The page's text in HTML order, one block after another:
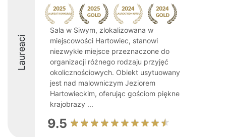
Laureaci
Sala w Siwym, zlokalizowana w
miejscowości Hartowiec, stanowi
niezwykłe miejsce przeznaczone do
organizacji różnego rodzaju przyjęć
okolicznościowych. Obiekt usytuowany
jest nad malowniczym Jeziorem
Hartowieckim, oferując gościom piękne
krajobrazy ...
9.5